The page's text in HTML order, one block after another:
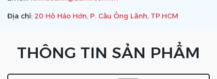
Địa chỉ: 20 Hồ Hảo Hớn, P. Cầu Ông Lãnh, TP.HCM
THÔNG TIN SẢN PHẨM